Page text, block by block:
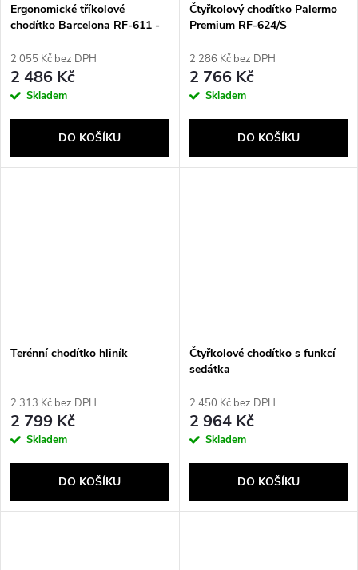
Ergonomické tříkolové
chodítko Barcelona RF-611 -
2 055 Kč bez DPH
2 486 Kč
Skladem
DO KOŠÍKU
Čtyřkolový chodítko Palermo
Premium RF-624/S
2 286 Kč bez DPH
2 766 Kč
Skladem
DO KOŠÍKU
Terénní chodítko hliník
2 313 Kč bez DPH
2 799 Kč
Skladem
DO KOŠÍKU
Čtyřkolové chodítko s funkcí
sedátka
2 450 Kč bez DPH
2 964 Kč
Skladem
DO KOŠÍKU